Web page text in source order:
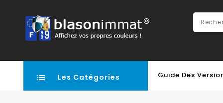
Les Catégories Guide Des